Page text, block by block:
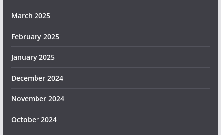
March 2025
February 2025
January 2025
December 2024
November 2024
October 2024